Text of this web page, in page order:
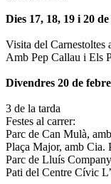
Dies 17, 18, 19 i 20
Visita del Carnestoltes
Amb Pep Callau i Els
Divendres 20 de
3 de la tarda
Festes al carrer:
Parc de Can Mulà,
Plaça Major, amb Cia.
Parc de Lluís
Pati del Centre Cívic